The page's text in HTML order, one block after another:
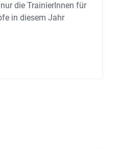
die TrainierInnen für
in diesem Jahr